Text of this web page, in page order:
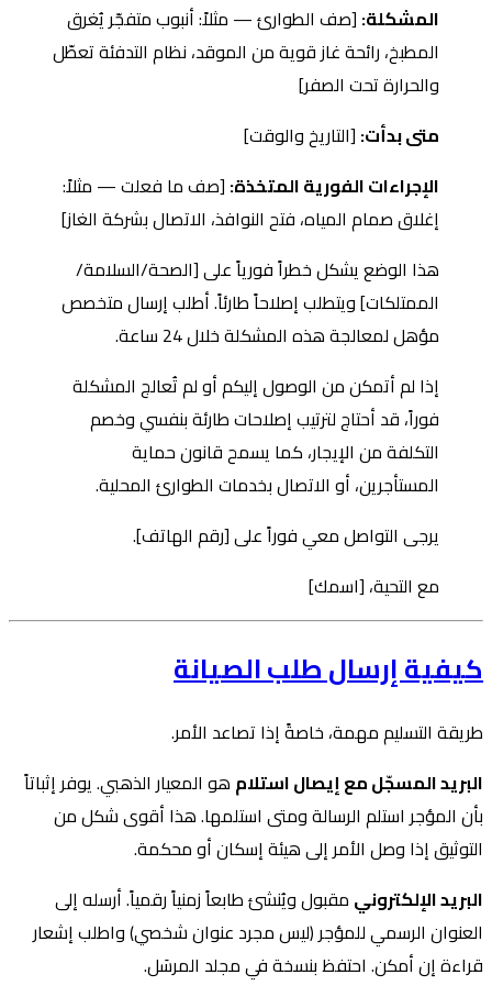
المشكلة: [صف الطوارئ — مثلاً: أنبوب متفجّر يُغرق
المطبخ، رائحة غاز قوية من الموقد، نظام التدفئة تعطّل
والحرارة تحت الصفر]
متى بدأت: [التاريخ والوقت]
الإجراءات الفورية المتخذة: [صف ما فعلت — مثلاً:
إغلاق صمام المياه، فتح النوافذ، الاتصال بشركة الغاز]
هذا الوضع يشكل خطراً فورياً على [الصحة/السلامة/
الممتلكات] ويتطلب إصلاحاً طارئاً. أطلب إرسال متخصص
مؤهل لمعالجة هذه المشكلة خلال 24 ساعة.
إذا لم أتمكن من الوصول إليكم أو لم تُعالج المشكلة
فوراً، قد أحتاج لترتيب إصلاحات طارئة بنفسي وخصم
التكلفة من الإيجار، كما يسمح قانون حماية
المستأجرين، أو الاتصال بخدمات الطوارئ المحلية.
يرجى التواصل معي فوراً على [رقم الهاتف].
مع التحية، [اسمك]
كيفية إرسال طلب الصيانة
طريقة التسليم مهمة، خاصةً إذا تصاعد الأمر.
البريد المسجّل مع إيصال استلام هو المعيار الذهبي. يوفر إثباتاً
بأن المؤجر استلم الرسالة ومتى استلمها. هذا أقوى شكل من
التوثيق إذا وصل الأمر إلى هيئة إسكان أو محكمة.
البريد الإلكتروني مقبول ويُنشئ طابعاً زمنياً رقمياً. أرسله إلى
العنوان الرسمي للمؤجر (ليس مجرد عنوان شخصي) واطلب إشعار
قراءة إن أمكن. احتفظ بنسخة في مجلد المرسَل.